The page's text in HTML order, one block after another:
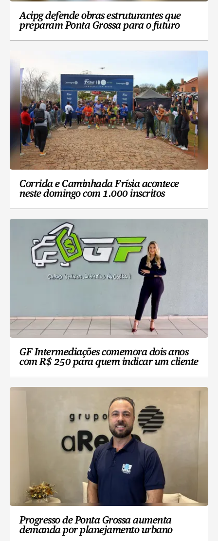
Acipg defende obras estruturantes que
preparam Ponta Grossa para o futuro
Corrida e Caminhada Frísia acontece
neste domingo com 1.000 inscritos
GF Intermediações comemora dois anos
com R$ 250 para quem indicar um cliente
Progresso de Ponta Grossa aumenta
demanda por planejamento urbano